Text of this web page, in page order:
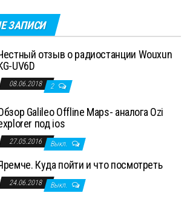
ЗАПИСИ
отзыв о радиостанции Wouxun
UV6D
08.06.2018 2
Galileo Offline Maps- аналога Ozi
под ios
27.05.2016 Выкл.
Куда пойти и что посмотреть
24.06.2018 Выкл.